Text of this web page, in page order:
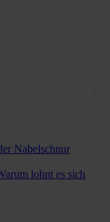
Nabelschnur
lohnt es sich